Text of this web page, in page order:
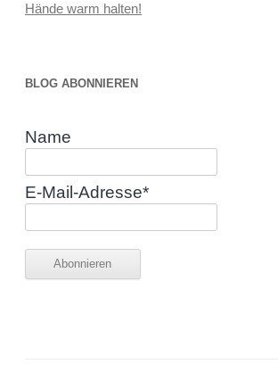
Hände warm halten!
BLOG ABONNIEREN
Name
E-Mail-Adresse*